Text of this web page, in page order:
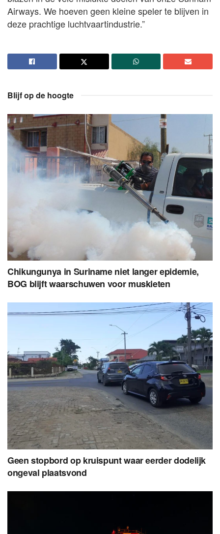
Airways. We hoeven geen kleine speler te blijven in
deze prachtige luchtvaartindustrie.”
Blijf op de hoogte
Chikungunya in Suriname niet langer epidemie,
BOG blijft waarschuwen voor muskieten
Geen stopbord op kruispunt waar eerder dodelijk
ongeval plaatsvond